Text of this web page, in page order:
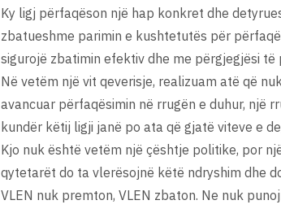
Ky ligj përfaqëson një hap konkret dhe
zbatueshme parimin e kushtetutës për
sigurojë zbatimin efektiv dhe me përgjegjësi
Në vetëm një vit qeverisje, realizuam atë që
avancuar përfaqësimin në rrugën e duhur, një
kundër këtij ligji janë po ata që gjatë viteve e
Kjo nuk është vetëm një çështje politike, por
qytetarët do ta vlerësojnë këtë ndryshim dhe
VLEN nuk premton, VLEN zbaton. Ne nuk